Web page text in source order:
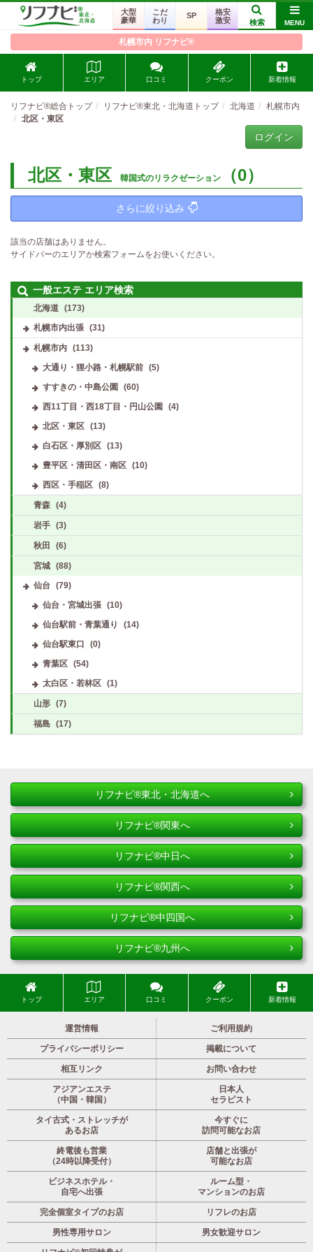
大型
豪華
こだ
わり
SP
格安
激安
検索 MENU
札幌市内 リフナビ®
トップ エリア 口コミ クーポン 新着情報
リフナビ®総合トップ リフナビ®東北・北海道トップ 北海道
札幌市内
北区・東区
ログイン
北区・東区 韓国式のリラクゼーション （0）
さらに絞り込み
該当の店舗はありません。
サイドバーのエリアか検索フォームをお使いください。
一般エステ エリア検索
北海道 (173)
札幌市内出張 (31)
札幌市内 (113)
大通り・狸小路・札幌駅前
(5)
すすきの・中島公園
(60)
西11丁目・西18丁目・円山公園
(4)
北区・東区
(13)
白石区・厚別区
(13)
豊平区・清田区・南区
(10)
西区・手稲区
(8)
青森 (4)
岩手 (3)
秋田 (6)
宮城 (88)
仙台 (79)
仙台・宮城出張
(10)
仙台駅前・青葉通り
(14)
仙台駅東口
(0)
青葉区
(54)
太白区・若林区
(1)
山形 (7)
福島 (17)
リフナビ®東北・北海道へ
リフナビ®関東へ
リフナビ®中日へ
リフナビ®関西へ
リフナビ®中四国へ
リフナビ®九州へ
トップ エリア 口コミ クーポン 新着情報
運営情報 ご利用規約
プライバシーポリシー 掲載について
相互リンク お問い合わせ
アジアンエステ
（中国・韓国）
日本人
セラピスト
タイ古式・ストレッチが
あるお店
今すぐに
訪問可能なお店
終電後も営業
（24時以降受付）
店舗と出張が
可能なお店
ビジネスホテル・
自宅へ出張
ルーム型・
マンションのお店
完全個室タイプのお店 リフレのお店
男性専用サロン 男女歓迎サロン